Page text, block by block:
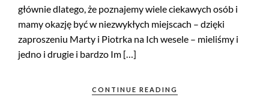
głównie dlatego, że poznajemy wiele ciekawych osób i
mamy okazję być w niezwykłych miejscach – dzięki
zaproszeniu Marty i Piotrka na Ich wesele – mieliśmy i
jedno i drugie i bardzo Im […]
CONTINUE READING